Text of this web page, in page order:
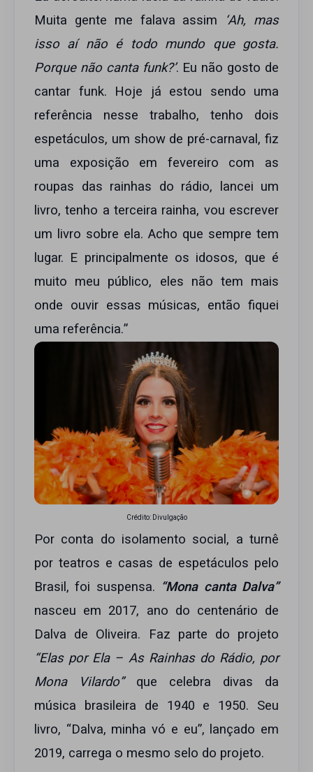
Muita gente me falava assim ‘Ah, mas
isso aí não é todo mundo que gosta.
Porque não canta funk?’. Eu não gosto de
cantar funk. Hoje já estou sendo uma
referência nesse trabalho, tenho dois
espetáculos, um show de pré-carnaval, fiz
uma exposição em fevereiro com as
roupas das rainhas do rádio, lancei um
livro, tenho a terceira rainha, vou escrever
um livro sobre ela. Acho que sempre tem
lugar. E principalmente os idosos, que é
muito meu público, eles não tem mais
onde ouvir essas músicas, então fiquei
uma referência.”
Crédito: Divulgação
Por conta do isolamento social, a turnê
por teatros e casas de espetáculos pelo
Brasil, foi suspensa. “Mona canta Dalva”
nasceu em 2017, ano do centenário de
Dalva de Oliveira. Faz parte do projeto
“Elas por Ela – As Rainhas do Rádio, por
Mona Vilardo”que celebra divas da
música brasileira de 1940 e 1950. Seu
livro, “Dalva, minha vó e eu”, lançado em
2019, carrega o mesmo selo do projeto.